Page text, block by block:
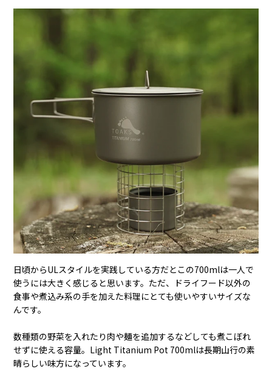
日頃からULスタイルを実践している方だとこの700mlは一人で
使うには大きく感じると思います。 ただ、ドライフード以外の
食事や煮込み系の手を加えた料理にとても使いやすいサイズな
んです。
数種類の野菜を入れたり肉や麺を追加するなどしても煮こぼれ
せずに使える容量。Light Titanium Pot 700mlは長期山行の素
晴らしい味方になっています。